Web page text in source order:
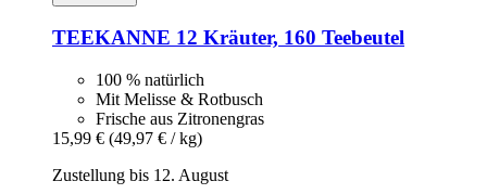
TEEKANNE 12 Kräuter, 160 Teebeutel
100 % natürlich
Mit Melisse & Rotbusch
Frische aus Zitronengras
15,99 € (49,97 € / kg)
Zustellung bis 12. August